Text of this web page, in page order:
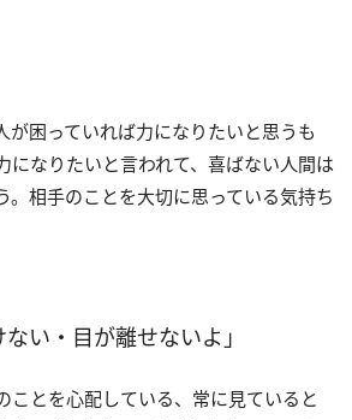
が困っていれば力になりたいと思うも
になりたいと言われて、喜ばない人間は
。相手のことを大切に思っている気持ち
ない・目が離せないよ」
ことを心配している、常に見ていると